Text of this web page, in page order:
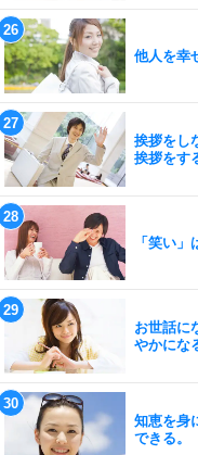
他人を幸
挨拶をし
挨拶をす
「笑い
お世話に
やかにな
知恵を身
できる。